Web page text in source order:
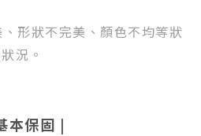
形狀不完美、顏色不均等狀
況。
本保固 |